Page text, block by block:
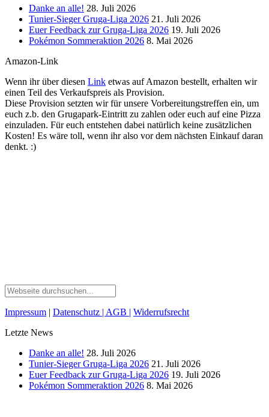
Danke an alle! 28. Juli 2026
Tunier-Sieger Gruga-Liga 2026 21. Juli 2026
Euer Feedback zur Gruga-Liga 2026 19. Juli 2026
Pokémon Sommeraktion 2026 8. Mai 2026
Amazon-Link
Wenn ihr über diesen Link etwas auf Amazon bestellt, erhalten wir
einen Teil des Verkaufspreis als Provision.
Diese Provision setzten wir für unsere Vorbereitungstreffen ein, um
euch z.b. den Grugapark-Eintritt zu zahlen oder euch auf eine Pizza
einzuladen. Für euch entstehen dabei natürlich keine zusätzlichen
Kosten! Es wäre toll, wenn ihr also vor dem nächsten Einkauf daran
denkt. :)
Impressum | Datenschutz | AGB | Widerrufsrecht
Letzte News
Danke an alle! 28. Juli 2026
Tunier-Sieger Gruga-Liga 2026 21. Juli 2026
Euer Feedback zur Gruga-Liga 2026 19. Juli 2026
Pokémon Sommeraktion 2026 8. Mai 2026